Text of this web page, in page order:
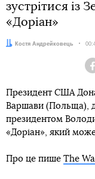
зустрітися із
«Доріан»
Автор:Костя Андрейковець
Президент США
Варшави (Польща),
президентом
«Доріан», який
Про це пише The